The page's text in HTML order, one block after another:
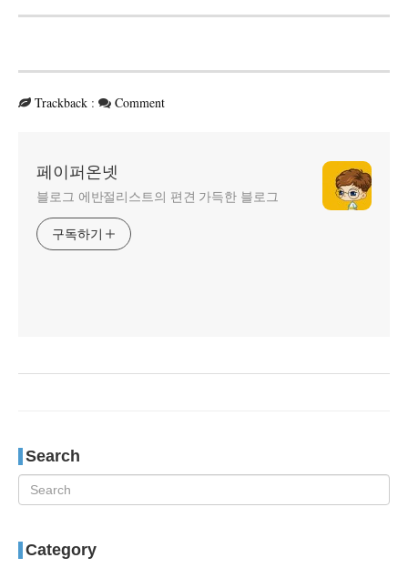
Trackback : Comment
페이퍼온넷
블로그 에반절리스트의 편견 가득한 블로그
구독하기
Search
Category